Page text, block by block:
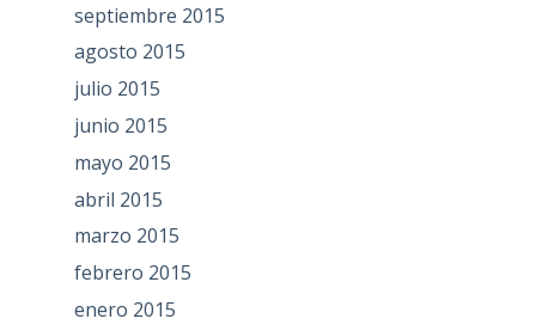
septiembre 2015
agosto 2015
julio 2015
junio 2015
mayo 2015
abril 2015
marzo 2015
febrero 2015
enero 2015